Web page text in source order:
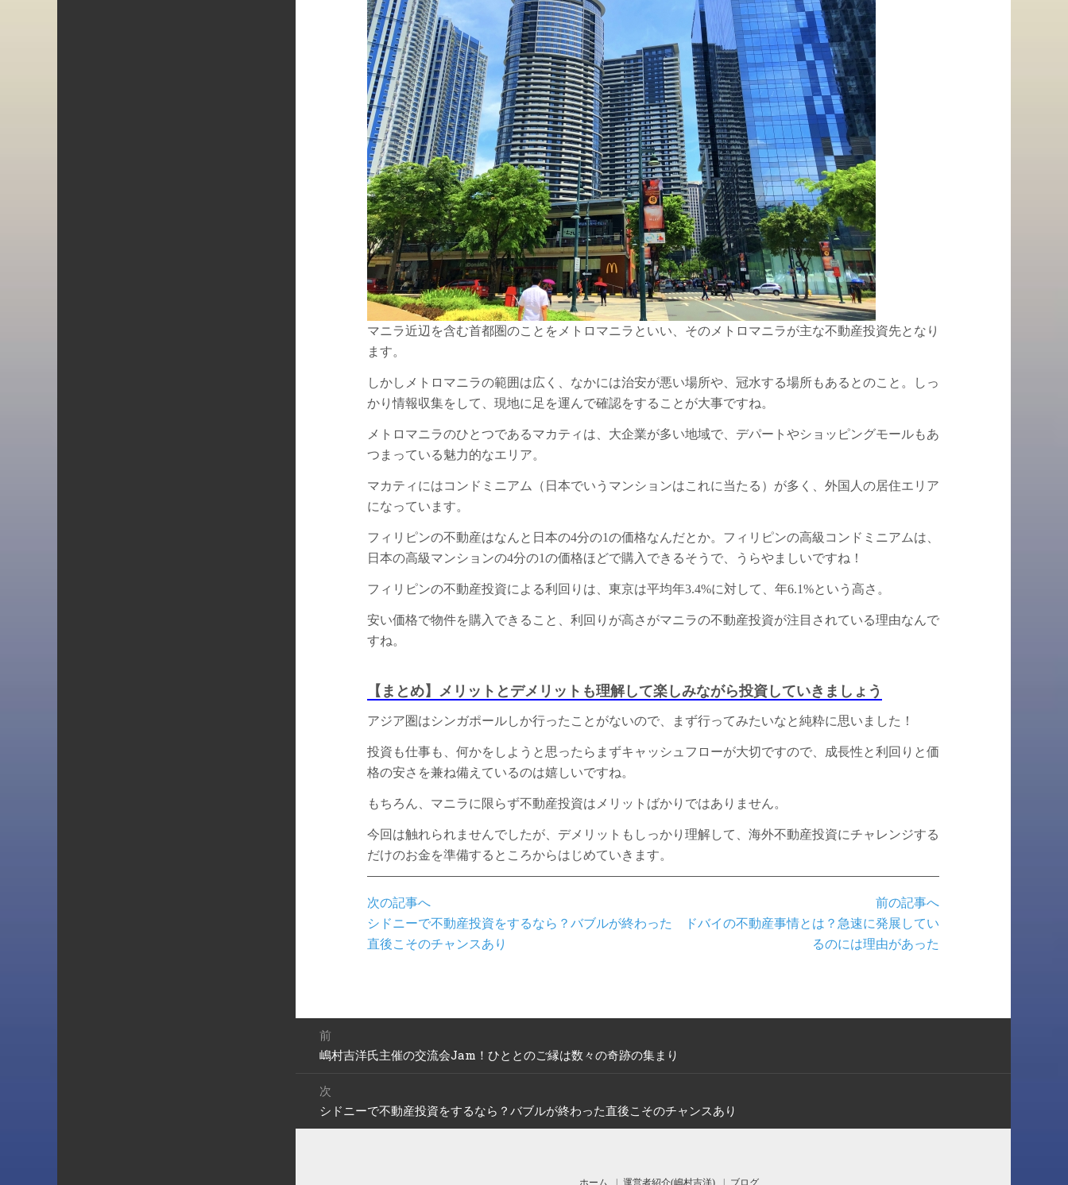
マニラ近辺を含む首都圏のことをメトロマニラといい、そのメトロマニラが主な不動産投資先となり
ます。
しかしメトロマニラの範囲は広く、なかには治安が悪い場所や、冠水する場所もあるとのこと。しっ
かり情報収集をして、現地に足を運んで確認をすることが大事ですね。
メトロマニラのひとつであるマカティは、大企業が多い地域で、デパートやショッピングモールもあ
つまっている魅力的なエリア。
マカティにはコンドミニアム（日本でいうマンションはこれに当たる）が多く、外国人の居住エリア
になっています。
フィリピンの不動産はなんと日本の4分の1の価格なんだとか。フィリピンの高級コンドミニアムは、
日本の高級マンションの4分の1の価格ほどで購入できるそうで、うらやましいですね！
フィリピンの不動産投資による利回りは、東京は平均年3.4%に対して、年6.1%という高さ。
安い価格で物件を購入できること、利回りが高さがマニラの不動産投資が注目されている理由なんで
すね。
【まとめ】メリットとデメリットも理解して楽しみながら投資していきましょう
アジア圏はシンガポールしか行ったことがないので、まず行ってみたいなと純粋に思いました！
投資も仕事も、何かをしようと思ったらまずキャッシュフローが大切ですので、成長性と利回りと価
格の安さを兼ね備えているのは嬉しいですね。
もちろん、マニラに限らず不動産投資はメリットばかりではありません。
今回は触れられませんでしたが、デメリットもしっかり理解して、海外不動産投資にチャレンジする
だけのお金を準備するところからはじめていきます。
前の記事へ
ドバイの不動産事情とは？急速に発展してい
るのには理由があった
次の記事へ
シドニーで不動産投資をするなら？バブルが終わった
直後こそのチャンスあり
前
前
投
稿:
嶋村吉洋氏主催の交流会Jam！ひととのご縁は数々の奇跡の集まり
次
次
の
シドニーで不動産投資をするなら？バブルが終わった直後こそのチャンスあり
ホーム 運営者紹介(嶋村吉洋) ブログ